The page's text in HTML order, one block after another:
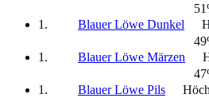
Blauer Löwe Dunkel
Blauer Löwe Märzen
Blauer Löwe Pils